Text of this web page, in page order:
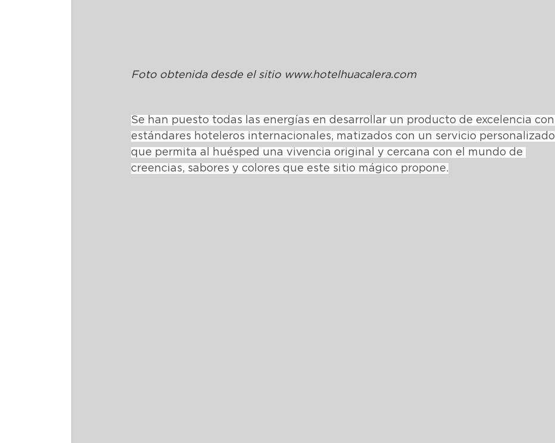
Foto obtenida desde el sitio www.hotelhuacalera.com
Se han puesto todas las energías en desarrollar un producto de excelencia con
estándares hoteleros internacionales, matizados con un servicio personalizado
que permita al huésped una vivencia original y cercana con el mundo de
creencias, sabores y colores que este sitio mágico propone.